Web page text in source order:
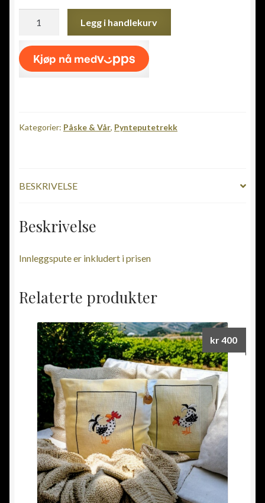
Legg i handlekurv
Kategorier: Påske & Vår, Pynteputetrekk
BESKRIVELSE
Beskrivelse
Innleggspute er inkludert i prisen
Relaterte produkter
kr400